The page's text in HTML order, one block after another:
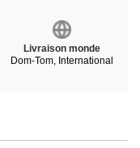
Livraison monde
Dom-Tom, International